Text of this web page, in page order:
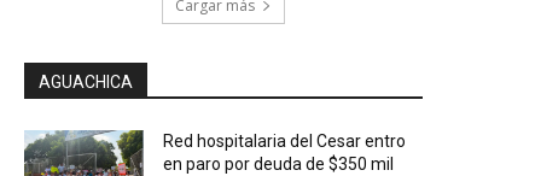
Cargar más
AGUACHICA
Red hospitalaria del Cesar entro
en paro por deuda de $350 mil